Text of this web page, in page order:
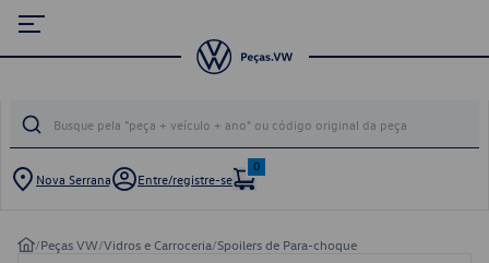
Nova Serrana Entre/registre-se
0
/Peças VW/Vidros e Carroceria/Spoilers de Para-choque